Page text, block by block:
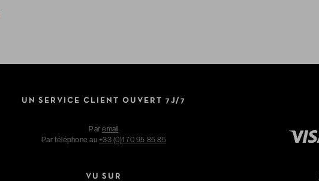
UN SERVICE CLIENT OUVERT 7J/7
Paremail
Par téléphone au+33 (0)1 70 95 85 85
VU SUR